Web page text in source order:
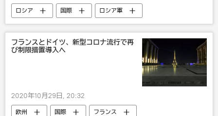
ロシア 国際 ロシア軍
フランスとドイツ、新型コロナ流行で再
び制限措置導入へ
2020年10月29日, 20:32
欧州 国際 フランス